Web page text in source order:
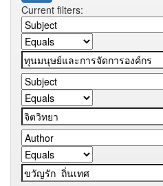
Current filters: